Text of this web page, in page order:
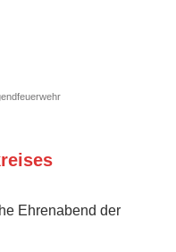
Ehrenabend der